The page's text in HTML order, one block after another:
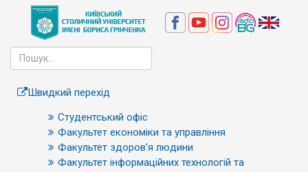
Швидкий перехід
Студентський офіс
Факультет економіки та управління
Факультет здоров’я людини
Факультет інформаційних технологій та